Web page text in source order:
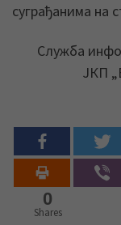
суграђанима на
Служба
ЈКП
0
Shares